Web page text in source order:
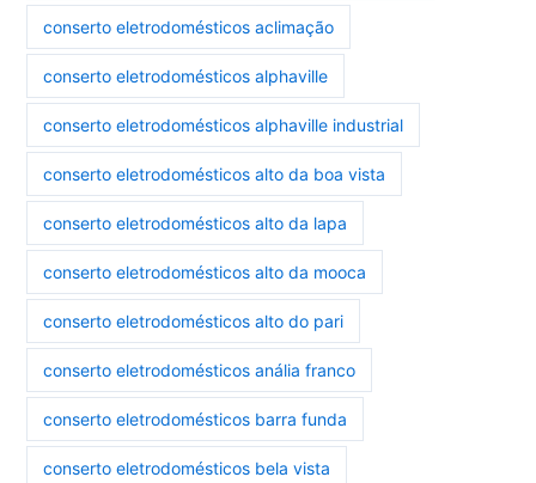
conserto eletrodomésticos aclimação
conserto eletrodomésticos alphaville
conserto eletrodomésticos alphaville industrial
conserto eletrodomésticos alto da boa vista
conserto eletrodomésticos alto da lapa
conserto eletrodomésticos alto da mooca
conserto eletrodomésticos alto do pari
conserto eletrodomésticos anália franco
conserto eletrodomésticos barra funda
conserto eletrodomésticos bela vista